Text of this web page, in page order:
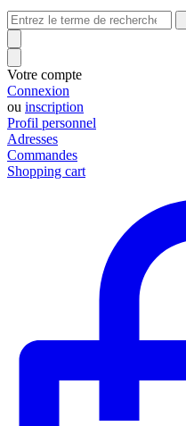
Votre compte
Connexion
ou inscription
Profil personnel
Adresses
Commandes
Shopping cart